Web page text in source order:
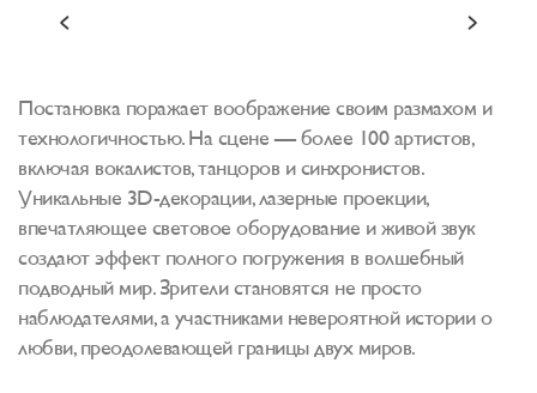
Постановка поражает воображение своим размахом и
технологичностью. На сцене — более 100 артистов,
включая вокалистов, танцоров и синхронистов.
Уникальные 3D-декорации, лазерные проекции,
впечатляющее световое оборудование и живой звук
создают эффект полного погружения в волшебный
подводный мир. Зрители становятся не просто
наблюдателями, а участниками невероятной истории о
любви, преодолевающей границы двух миров.